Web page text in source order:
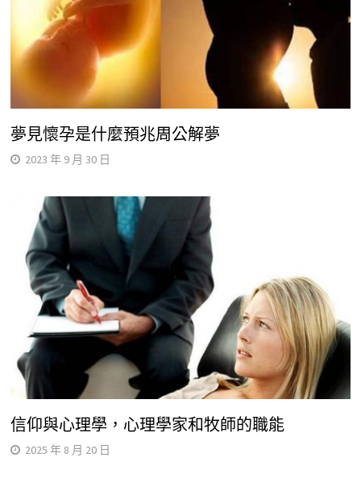
夢見懷孕是什麼預兆周公解夢
2023 年 9 月 30 日
信仰與心理學，心理學家和牧師的職能
2025 年 8 月 20 日